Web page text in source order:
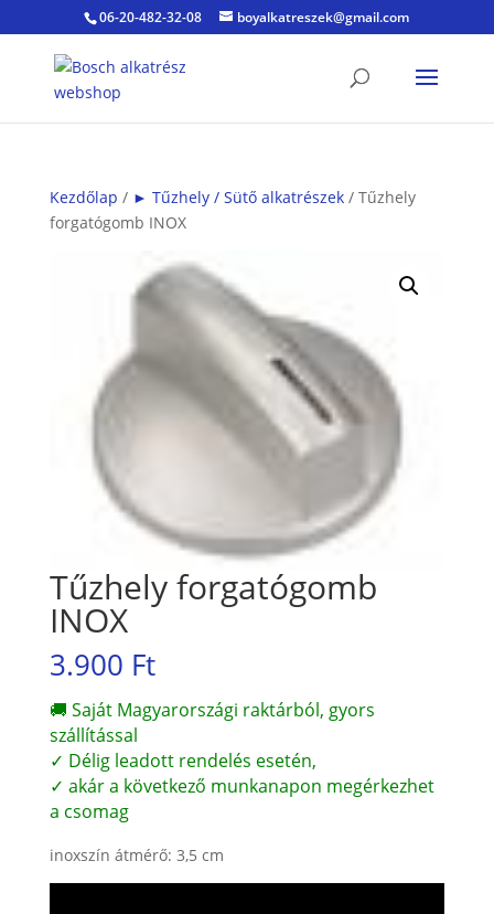
06-20-482-32-08 boyalkatreszek@gmail.com
Kezdőlap / ► Tűzhely / Sütő alkatrészek/ Tűzhely
forgatógomb INOX
Tűzhely forgatógomb
INOX
3.900 Ft
🚚 Saját Magyarországi raktárból, gyors
szállítással
✓ Délig leadott rendelés esetén,
✓ akár a következő munkanapon megérkezhet
a csomag
inoxszín átmérő: 3,5 cm